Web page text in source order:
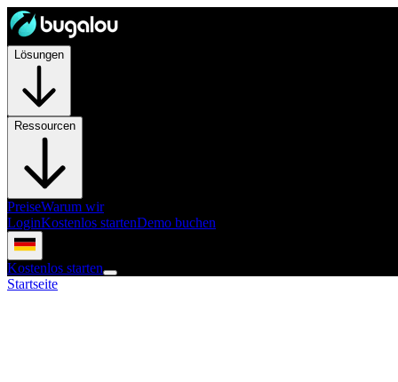
Lösungen
Ressourcen
PreiseWarum wir
LoginKostenlos startenDemo buchen
Kostenlos starten
Startseite